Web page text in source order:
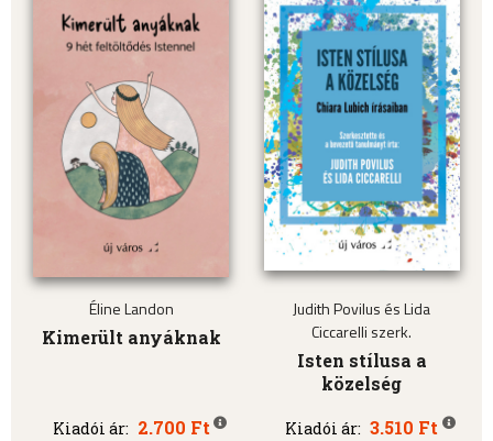
Éline Landon
Kimerült anyáknak
Kiadói ár: 2.700 Ft
Judith Povilus és Lida
Ciccarelli szerk.
Isten stílusa a
közelség
Kiadói ár: 3.510 Ft